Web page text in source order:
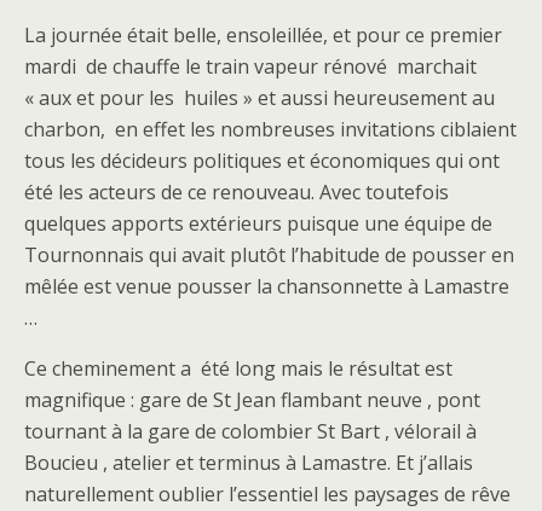
La journée était belle, ensoleillée, et pour ce premier
mardi de chauffe le train vapeur rénové marchait
« aux et pour les huiles » et aussi heureusement au
charbon, en effet les nombreuses invitations ciblaient
tous les décideurs politiques et économiques qui ont
été les acteurs de ce renouveau. Avec toutefois
quelques apports extérieurs puisque une équipe de
Tournonnais qui avait plutôt l’habitude de pousser en
mêlée est venue pousser la chansonnette à Lamastre
…
Ce cheminement a été long mais le résultat est
magnifique : gare de St Jean flambant neuve , pont
tournant à la gare de colombier St Bart , vélorail à
Boucieu , atelier et terminus à Lamastre. Et j’allais
naturellement oublier l’essentiel les paysages de rêve